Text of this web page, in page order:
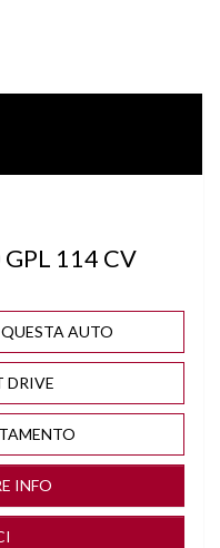
PASSEGGERO
DELLA CASA
USB
114 CV
AUTO
DRIVE
INFO